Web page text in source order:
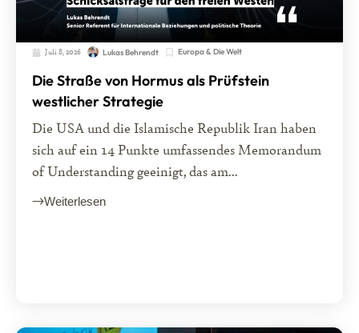
Juli 8, 2026 Lukas Behrendt Europa & Die Welt
Die Straße von Hormus als Prüfstein
westlicher Strategie
Die USA und die Islamische Republik Iran haben
sich auf ein 14 Punkte umfassendes Memorandum
of Understanding geeinigt, das am...
Weiterlesen